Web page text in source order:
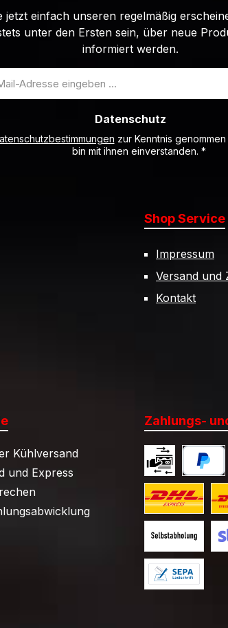
jetzt einfach unseren regelmäßig
unter den Ersten sein, über neue
informiert werden.
Datenschutz
zur Kenntnis
bin mit ihnen einverstanden. *
Shop Service
Impressum
Versand und
Kontakt
Kühlversand
und Express
Zahlungs-
PayPal
Barzahlung
Kühlpaket DHL
Selbstabholung